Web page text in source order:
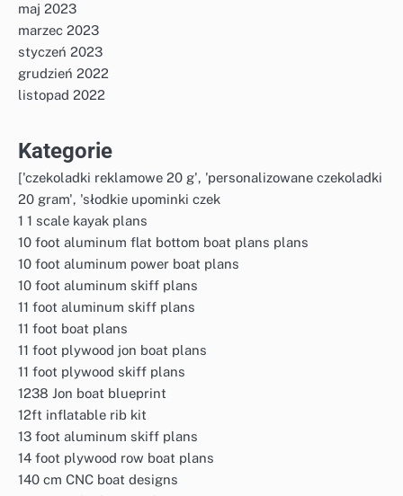
maj 2023
marzec 2023
styczeń 2023
grudzień 2022
listopad 2022
Kategorie
['czekoladki reklamowe 20 g', 'personalizowane czekoladki
20 gram', 'słodkie upominki czek
1 1 scale kayak plans
10 foot aluminum flat bottom boat plans plans
10 foot aluminum power boat plans
10 foot aluminum skiff plans
11 foot aluminum skiff plans
11 foot boat plans
11 foot plywood jon boat plans
11 foot plywood skiff plans
1238 Jon boat blueprint
12ft inflatable rib kit
13 foot aluminum skiff plans
14 foot plywood row boat plans
140 cm CNC boat designs